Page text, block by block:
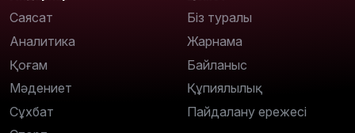
Саясат
Аналитика
Қоғам
Мәдениет
Сұхбат
Біз туралы
Жарнама
Байланыс
Құпиялылық
Пайдалану ережесі